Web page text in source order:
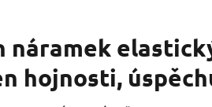
náramek
hojnosti,